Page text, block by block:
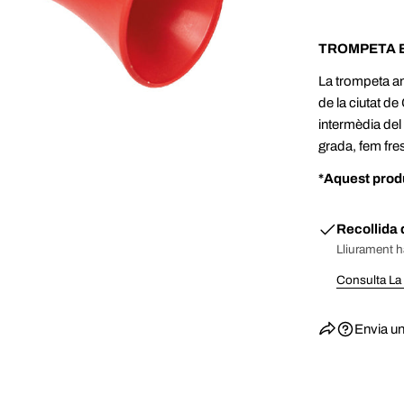
TROMPETA
La trompeta
de la ciutat de
intermèdia
grada, fem
*Aquest
Recollida
Lliurament
Consulta
Envia